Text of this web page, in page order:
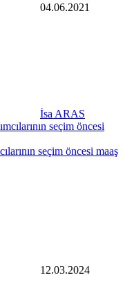
04.06.2021
İsa ARAS
seçim öncesi maaş
12.03.2024